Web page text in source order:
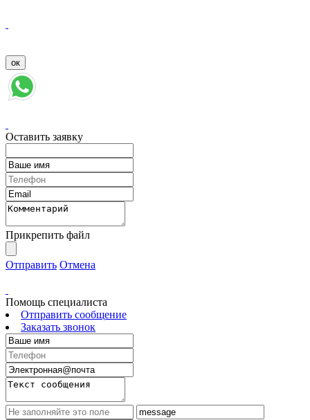
Оставить заявку
Прикрепить файл
Отправить Отмена
Помощь специалиста
Отправить сообщение
Заказать звонок